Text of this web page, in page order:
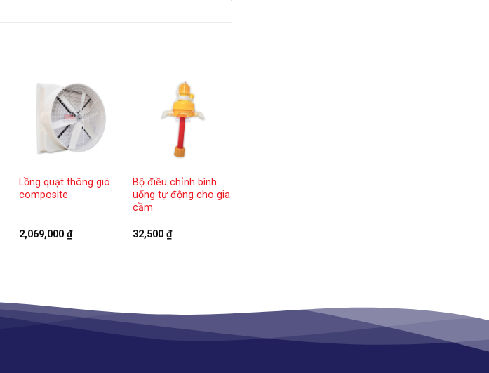
Lồng quạt thông gió
composite
2,069,000₫
Bộ điều chỉnh bình
uống tự động cho gia
cầm
32,500 ₫